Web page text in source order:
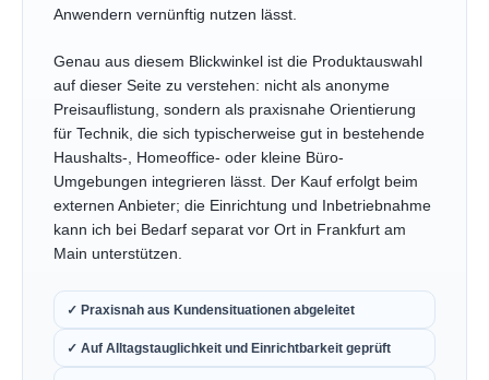
Anwendern vernünftig nutzen lässt.
Genau aus diesem Blickwinkel ist die Produktauswahl
auf dieser Seite zu verstehen: nicht als anonyme
Preisauflistung, sondern als praxisnahe Orientierung
für Technik, die sich typischerweise gut in bestehende
Haushalts-, Homeoffice- oder kleine Büro-
Umgebungen integrieren lässt. Der Kauf erfolgt beim
externen Anbieter; die Einrichtung und Inbetriebnahme
kann ich bei Bedarf separat vor Ort in Frankfurt am
Main unterstützen.
✓ Praxisnah aus Kundensituationen abgeleitet
✓ Auf Alltagstauglichkeit und Einrichtbarkeit geprüft